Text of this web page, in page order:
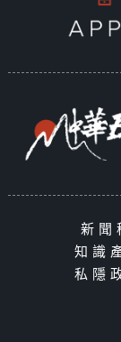
新聞
知識
私隱